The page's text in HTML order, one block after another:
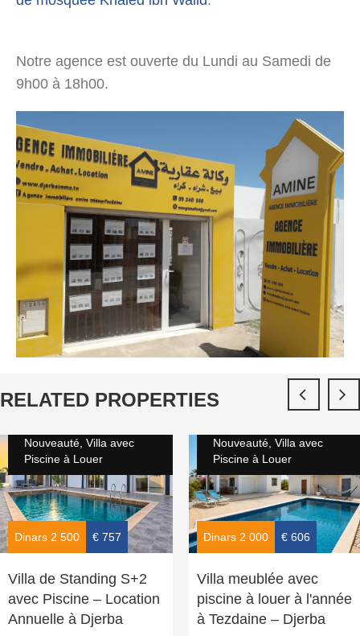
Notre agence est ouverte du Lundi au Samedi de
9h00 à 18h00.
RELATED PROPERTIES
Nouveauté, Villa avec
Piscine à Louer
Dinars 2 500 € 757
Villa de Standing S+2
avec Piscine – Location
Annuelle à Djerba
Nouveauté, Villa avec
Piscine à Louer
Dinars 2 000 € 606
Villa meublée avec
piscine à louer à l'année
à Tezdaine – Djerba